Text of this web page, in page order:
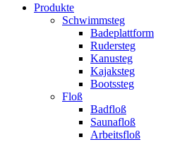
Produkte
Schwimmsteg
Badeplattform
Rudersteg
Kanusteg
Kajaksteg
Bootssteg
Floß
Badfloß
Saunafloß
Arbeitsfloß